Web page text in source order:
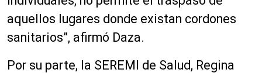
aquellos lugares donde existan cordones
sanitarios”, afirmó Daza.
Por su parte, la SEREMI de Salud, Regina